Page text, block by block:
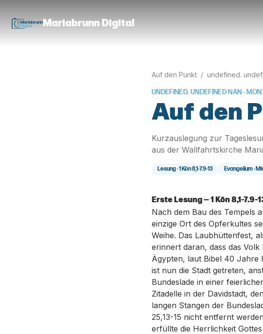
Mariabrunn Digital
Auf den Punkt / undefined.
UNDEFINED. UNDEFINED NAN ·
Auf den
Kurzauslegung zur
aus der Wallfahrtskirche
Lesung ·1 Kön 8,1-7.9-13 Evangelium ·
Erste Lesung — 1 Kön 8,1-7.9-
Nach dem Bau des Tempels
einzige Ort des Opferkultes
Weihe. Das Laubhüttenfest,
erinnert daran, dass das
Ägypten, laut Bibel 40 Jahre
ist nun die Stadt getreten,
Bundeslade in einer
Zitadelle in der Davidstadt,
langen Stangen der
25,13-15 nicht entfernt
erfüllte die Herrlichkeit